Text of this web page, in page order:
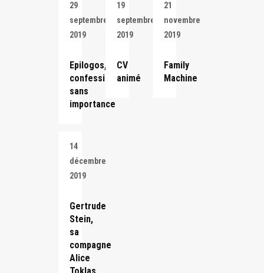
29
septembre
2019
Epilogos,
confessions
sans
importance
19
septembre
2019
CV
animé
21
novembre
2019
Family
Machine
14
décembre
2019
Gertrude
Stein,
sa
compagne
Alice